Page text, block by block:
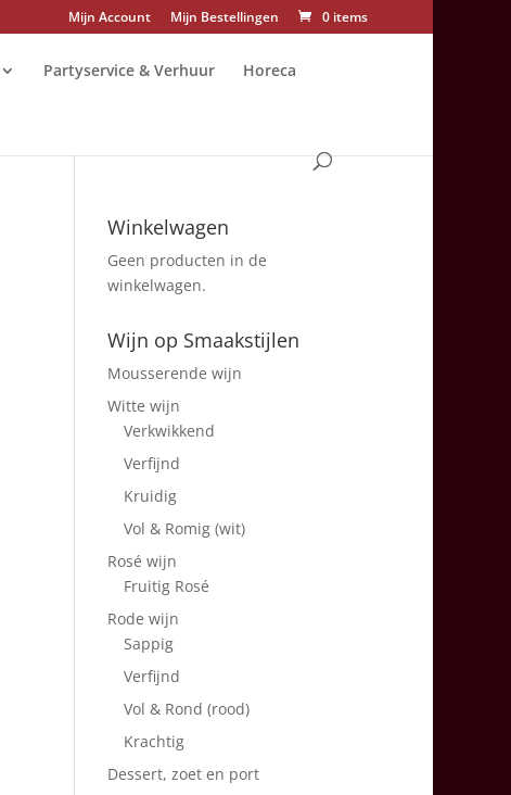
Mijn Account Mijn Bestellingen 0 items
Partyservice & Verhuur Horeca
Winkelwagen
Geen producten in de
winkelwagen.
Wijn op Smaakstijlen
Mousserende wijn
Witte wijn
Verkwikkend
Verfijnd
Kruidig
Vol & Romig (wit)
Rosé wijn
Fruitig Rosé
Rode wijn
Sappig
Verfijnd
Vol & Rond (rood)
Krachtig
Dessert, zoet en port